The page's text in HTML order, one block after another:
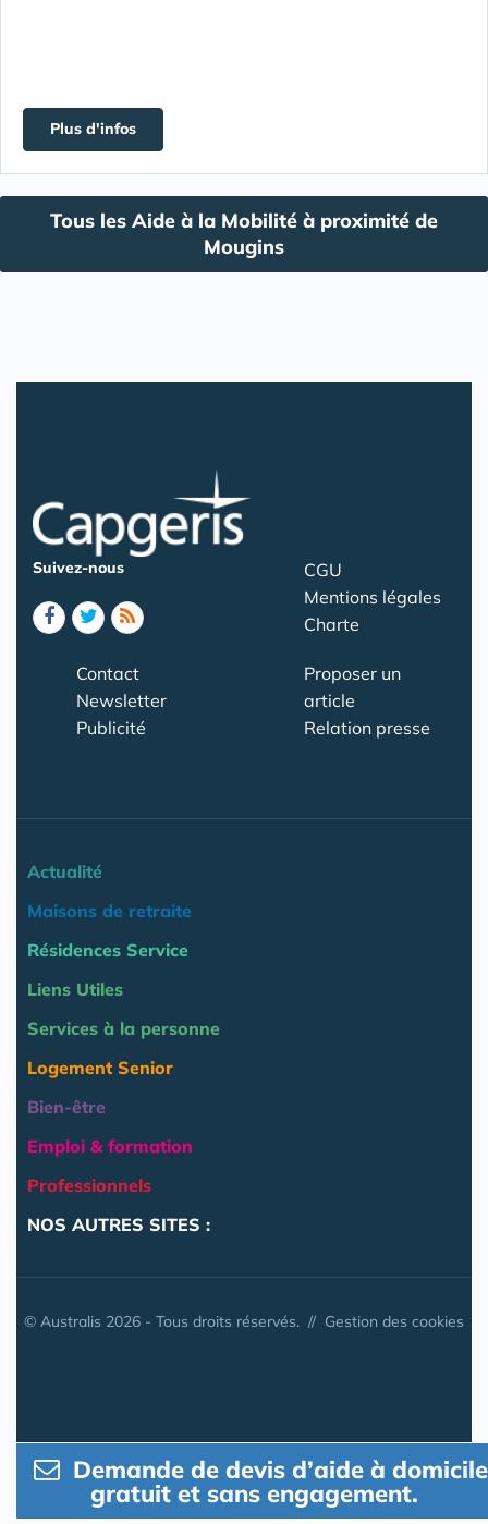
Plus d'infos
Tous les Aide à la Mobilité à proximité de
Mougins
Suivez-nous
CGU
Mentions légales
Charte
Contact
Newsletter
Publicité
Proposer un
article
Relation presse
Actualité
Maisons de retraite
Résidences Service
Liens Utiles
Services à la personne
Logement Senior
Bien-être
Emploi & formation
Professionnels
NOS AUTRES SITES :
© Australis 2026 - Tous droits réservés. // Gestion des cookies
Demande de devis d’aide à domicile
gratuit et sans engagement.